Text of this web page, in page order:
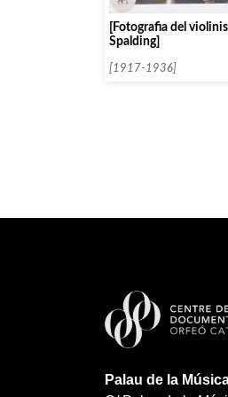
[Fotografia del
Spalding]
[1917-1936]
Palau de la